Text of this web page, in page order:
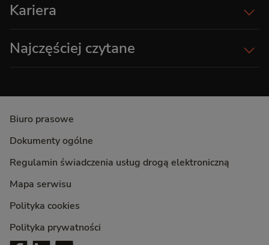
Kariera
Najczęściej czytane
Biuro prasowe
Dokumenty ogólne
Regulamin świadczenia usług drogą elektroniczną
Mapa serwisu
Polityka cookies
Polityka prywatności